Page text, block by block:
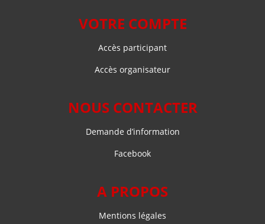
VOTRE COMPTE
Accès participant
Accès organisateur
NOUS CONTACTER
Demande d’information
Facebook
A PROPOS
Mentions légales